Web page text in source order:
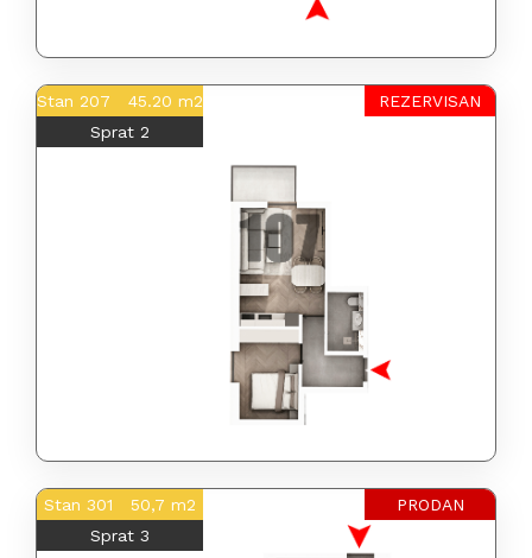
Stan 207 45.20 m2
Sprat 2
REZERVISAN
Stan 301 50,7 m2
Sprat 3
PRODAN